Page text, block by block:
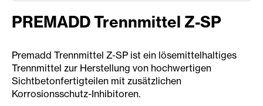
PREMADD Trennmittel Z-SP
Premadd Trennmittel Z-SP ist ein lösemittelhaltiges
Trennmittel zur Herstellung von hochwertigen
Sichtbetonfertigteilen mit zusätzlichen
Korrosionsschutz-Inhibitoren.